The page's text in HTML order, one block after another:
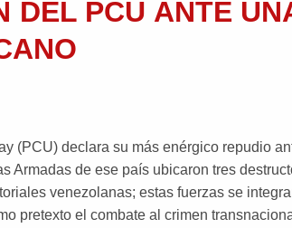
DEL PCU ANTE
(PCU) declara su más enérgico repudio
Armadas de ese país ubicaron tres
venezolanas; estas fuerzas se
pretexto el combate al crimen